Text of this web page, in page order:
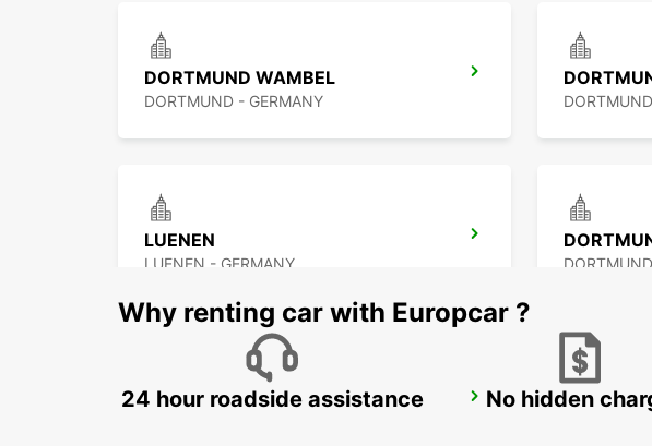
DORTMUND WAMBEL
DORTMUND - GERMANY
LUENEN
LUENEN - GERMANY
HAGEN WITTEN
Why renting car with Europcar ?
24 hour roadside assistance No hidden